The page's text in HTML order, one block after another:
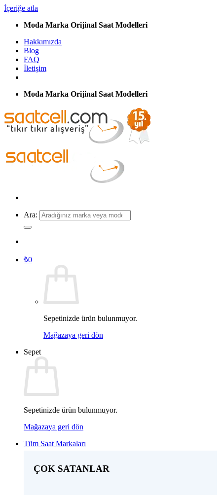
İçeriğe atla
Moda Marka Orijinal Saat Modelleri
Hakkımızda
Blog
FAQ
İletişim
Moda Marka Orijinal Saat Modelleri
Ara:
₺0
Sepetinizde ürün bulunmuyor.
Mağazaya geri dön
Sepet
Sepetinizde ürün bulunmuyor.
Mağazaya geri dön
Tüm Saat Markaları
ÇOK SATANLAR